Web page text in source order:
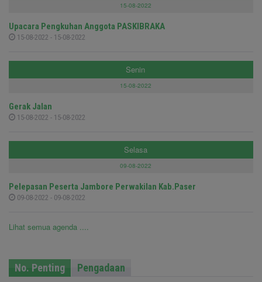
15-08-2022
Upacara Pengkuhan Anggota PASKIBRAKA
15-08-2022 - 15-08-2022
Senin
15-08-2022
Gerak Jalan
15-08-2022 - 15-08-2022
Selasa
09-08-2022
Pelepasan Peserta Jambore Perwakilan Kab.Paser
09-08-2022 - 09-08-2022
Lihat semua agenda ....
No. Penting Pengadaan